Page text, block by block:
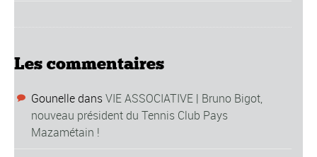
Les commentaires
Gounelle dansVIE ASSOCIATIVE | Bruno Bigot,
nouveau président du Tennis Club Pays
Mazamétain !